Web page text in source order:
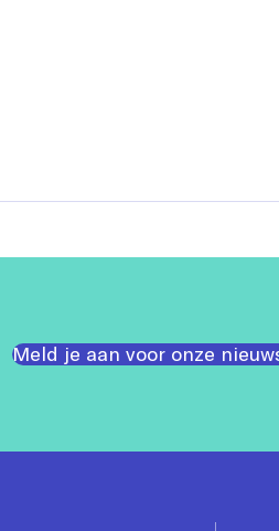
Meld je aan voor onze